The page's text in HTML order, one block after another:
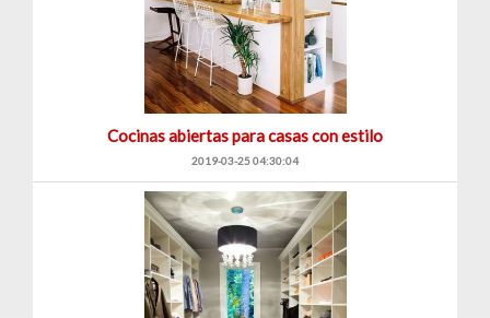
Cocinas abiertas para casas con estilo
2019-03-25 04:30:04